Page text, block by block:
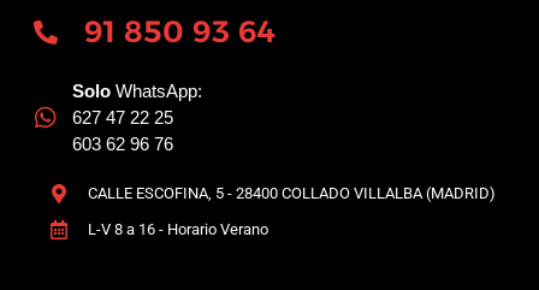
91 850 93 64
Solo WhatsApp:
627 47 22 25
603 62 96 76
CALLE ESCOFINA, 5 - 28400 COLLADO VILLALBA (MADRID)
L-V 8 a 16 - Horario Verano